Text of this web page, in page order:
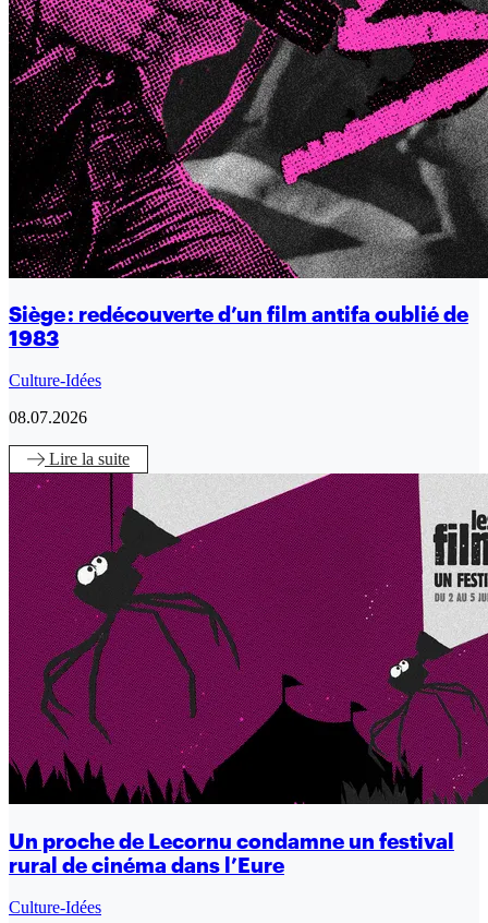
Siège : redécouverte d’un film antifa oublié de
1983
Culture-Idées
08.07.2026
Lire la suite
Un proche de Lecornu condamne un festival
rural de cinéma dans l’Eure
Culture-Idées